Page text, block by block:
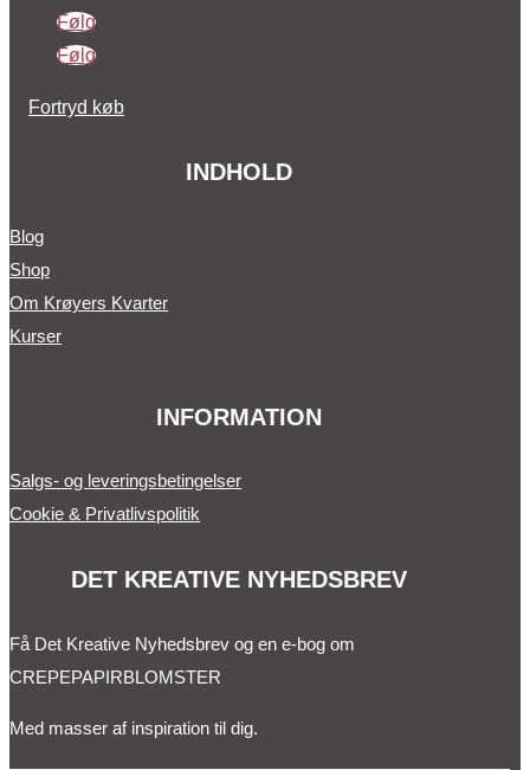
Følg
Følg
Fortryd køb
INDHOLD
Blog
Shop
Om Krøyers Kvarter
Kurser
INFORMATION
Salgs- og leveringsbetingelser
Cookie & Privatlivspolitik
DET KREATIVE NYHEDSBREV
Få Det Kreative Nyhedsbrev og en e-bog om
CREPEPAPIRBLOMSTER
Med masser af inspiration til dig.